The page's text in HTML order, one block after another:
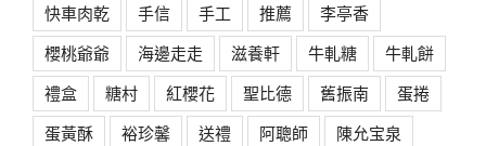
快車肉乾
手信 手工 推薦
李亭香
櫻桃爺爺
海邊走走 滋養軒 牛軋糖
牛軋餅
禮盒
糖村 紅櫻花 聖比德 舊振南
蛋捲
蛋黃酥
裕珍馨 送禮 阿聰師
陳允宝泉